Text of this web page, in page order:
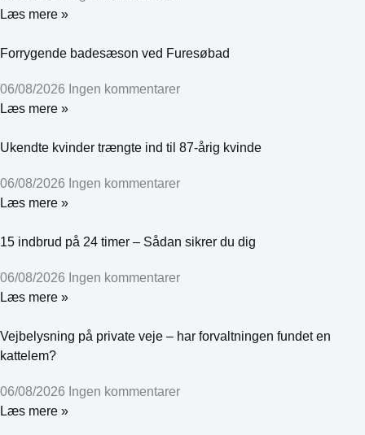
Læs mere »
Forrygende badesæson ved Furesøbad
06/08/2026 Ingen kommentarer
Læs mere »
Ukendte kvinder trængte ind til 87-årig kvinde
06/08/2026 Ingen kommentarer
Læs mere »
15 indbrud på 24 timer – Sådan sikrer du dig
06/08/2026 Ingen kommentarer
Læs mere »
Vejbelysning på private veje – har forvaltningen fundet en
kattelem?
06/08/2026 Ingen kommentarer
Læs mere »